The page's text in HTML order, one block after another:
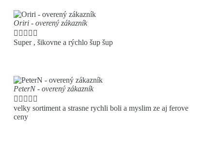
Oriri - overený zákazník
    
Super , šikovne a rýchlo šup šup
PeterN - overený zákazník
    
velky sortiment a strasne rychli boli a myslim ze aj ferove
ceny